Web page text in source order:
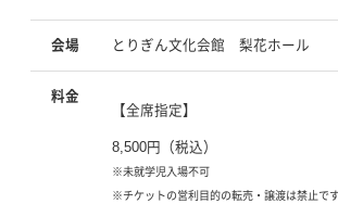
会場 とりぎん文化会館 梨花ホール
料金
【全席指定】
8,500円（税込）
※未就学児入場不可
※チケットの営利目的の転売・譲渡は禁止で